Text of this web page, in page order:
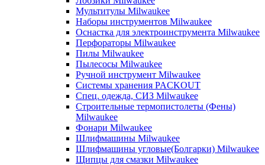
Мультитулы Milwaukee
Наборы инструментов Milwaukee
Оснастка для электроинструмента Milwaukee
Перфораторы Milwaukee
Пилы Milwaukee
Пылесосы Milwaukee
Ручной инструмент Milwaukee
Системы хранения PACKOUT
Спец. одежда, СИЗ Milwaukee
Строительные термопистолеты (Фены)
Milwaukee
Фонари Milwaukee
Шлифмашины Milwaukee
Шлифмашины угловые(Болгарки) Milwaukee
Щипцы для смазки Milwaukee